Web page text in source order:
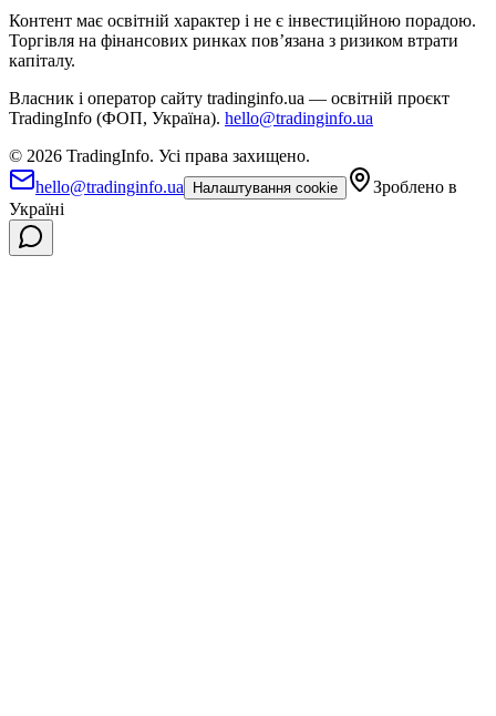
Контент має освітній характер і не є інвестиційною порадою.
Торгівля на фінансових ринках повʼязана з ризиком втрати
капіталу.
Власник і оператор сайту tradinginfo.ua — освітній проєкт
TradingInfo (ФОП, Україна). hello@tradinginfo.ua
© 2026 TradingInfo. Усі права захищено.
hello@tradinginfo.ua
Налаштування cookie
Зроблено в
Україні